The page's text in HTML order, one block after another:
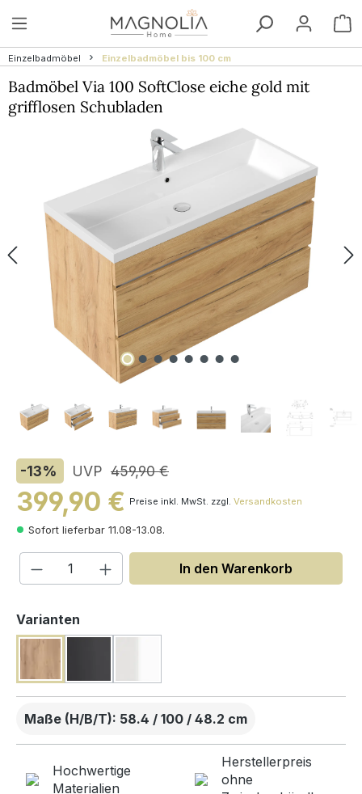
Zum Hauptinhalt springen
Einzelbadmöbel Einzelbadmöbel bis 100 cm
Badmöbel Via 100 SoftClose eiche gold mit
grifflosen Schubladen
Bildergalerie überspringen
-13% UVP 459,90 €
399,90 € Preise inkl. MwSt. zzgl. Versandkosten
Sofort lieferbar 11.08-13.08.
Produkt Anzahl: Gib den
In den Warenkorb
Varianten
Maße (H/B/T): 58.4 / 100 / 48.2 cm
Hochwertige
Materialien
Herstellerpreis
ohne